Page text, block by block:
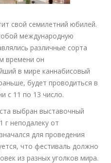
свой семилетний юбилей.
международную
различные сорта
времени он
в мире каннабисовый
будет проводиться в
с 11 по 13 число.
выбран выставочный
г неподалеку от
для проведения
что фестиваль должно
из разных уголков мира.